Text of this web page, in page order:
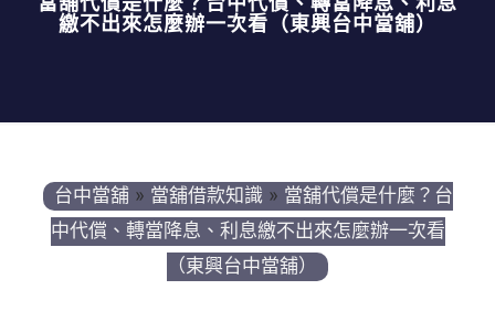
繳不出來怎麼辦一次看（東興台中當舖）
台中當舖 » 當舖借款知識 » 當舖代償是什麼？台
中代償、轉當降息、利息繳不出來怎麼辦一次看
（東興台中當舖）